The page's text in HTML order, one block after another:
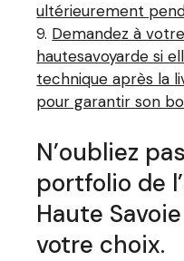
ultérieurement
Demandez à
hautesavoyarde si
technique après la
pour garantir son
N’oubliez
portfolio de
Haute
votre choix.